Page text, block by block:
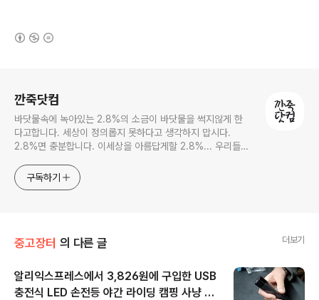
깐죽닷컴
바닷물속에 녹아있는 2.8%의 소금이 바닷물을 썩지않게 한
다고합니다. 세상이 정의롭지 못하다고 생각하지 맙시다.
2.8%면 충분합니다. 이세상을 아름답게할 2.8%... 우리들의
구독하기
중고장터 의 다른 글 더보기
알리익스프레스에서 3,826원에 구입한 USB
충전식 LED 손전등 야간 라이딩 캠핑 사냥 및